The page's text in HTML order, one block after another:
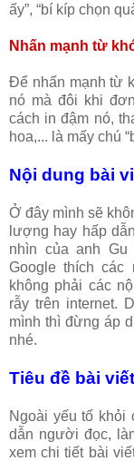
ấy”, “bí kíp chọn
Nhấn mạnh từ
Để nhấn mạnh từ
nó mà đôi khi
cách in đậm nó,
hoa,... là mấy chú
Nội dung bài
Ở đây mình sẽ
lượng hay hấp
nhìn của anh
Google thích
không phải các
rẫy trên internet.
mình thì đừng áp
nhé.
Tiêu đề bài viết
Ngoài yếu tố khỏi
dẫn người đọc,
xem chi tiết bài